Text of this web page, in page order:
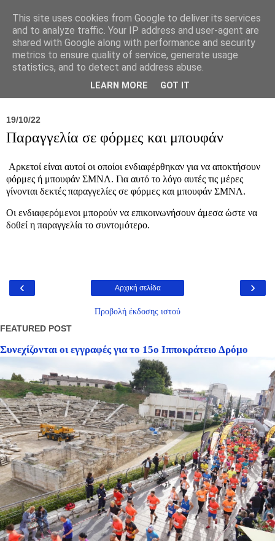
Σύλλογος Ιπποκράτειος
19/10/22
Παραγγελία σε φόρμες και μπουφάν
Αρκετοί είναι αυτοί οι οποίοι ενδιαφέρθηκαν για να αποκτήσουν
φόρμες ή μπουφάν ΣΜΝΛ. Για αυτό το λόγο αυτές τις μέρες
γίνονται δεκτές παραγγελίες σε φόρμες και μπουφάν ΣΜΝΛ.
Οι ενδιαφερόμενοι μπορούν να επικοινωνήσουν άμεσα ώστε να
δοθεί η παραγγελία το συντομότερο.
‹ ›
Αρχική σελίδα
Προβολή έκδοσης ιστού
FEATURED POST
Συνεχίζονται οι εγγραφές για το 15ο Ιπποκράτειο Δρόμο
This site uses cookies from Google to deliver its services
and to analyze traffic. Your IP address and user-agent are
shared with Google along with performance and security
metrics to ensure quality of service, generate usage
statistics, and to detect and address abuse.
LEARN MORE GOT IT